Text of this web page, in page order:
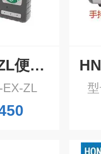
HNAG900-EX-ZL便携式可燃气体检测仪
ZL